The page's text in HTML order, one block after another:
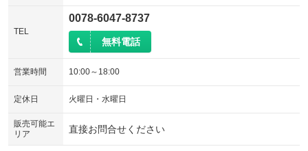
TEL
0078-6047-8737
無料電話
営業時間 10:00～18:00
定休日 火曜日・水曜日
販売可能エ
リア
直接お問合せください